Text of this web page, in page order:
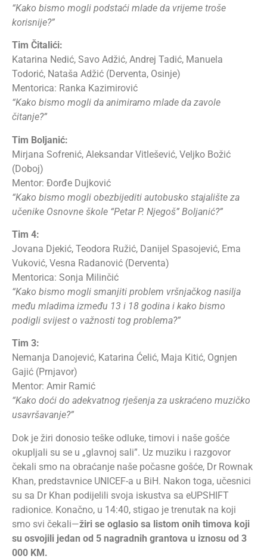
“Kako bismo mogli podstaći mlade da vrijeme troše
korisnije?”
Tim Čitalići:
Katarina Nedić, Savo Adžić, Andrej Tadić, Manuela
Todorić, Nataša Adžić (Derventa, Osinje)
Mentorica: Ranka Kazimirović
“Kako bismo mogli da animiramo mlade da zavole
čitanje?”
Tim Boljanić:
Mirjana Sofrenić, Aleksandar Vitlešević, Veljko Božić
(Doboj)
Mentor: Đorđe Dujković
“Kako bismo mogli obezbijediti autobusko stajalište za
učenike Osnovne škole “Petar P. Njegoš” Boljanić?”
Tim 4:
Jovana Djekić, Teodora Ružić, Danijel Spasojević, Ema
Vuković, Vesna Radanović (Derventa)
Mentorica: Sonja Milinčić
“Kako bismo mogli smanjiti problem vršnjačkog nasilja
među mladima između 13 i 18 godina i kako bismo
podigli svijest o važnosti tog problema?”
Tim 3:
Nemanja Danojević, Katarina Ćelić, Maja Kitić, Ognjen
Gajić (Prnjavor)
Mentor: Amir Ramić
“Kako doći do adekvatnog rješenja za uskraćeno muzičko
usavršavanje?”
Dok je žiri donosio teške odluke, timovi i naše gošće
okupljali su se u „glavnoj sali”. Uz muziku i razgovor
čekali smo na obraćanje naše počasne gošće, Dr Rownak
Khan, predstavnice UNICEF-a u BiH. Nakon toga, učesnici
su sa Dr Khan podijelili svoja iskustva sa eUPSHIFT
radionice. Konačno, u 14:40, stigao je trenutak na koji
smo svi čekali—žiri se oglasio sa listom onih timova koji
su osvojili jedan od 5 nagradnih grantova u iznosu od 3
000 KM.